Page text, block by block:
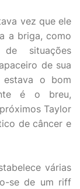
vez que ele
a briga, como
situações
de sua
estava o bom
é o breu,
Taylor
de câncer e
várias
se de um riff